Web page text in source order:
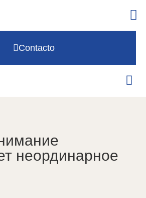
Contacto
неординарное